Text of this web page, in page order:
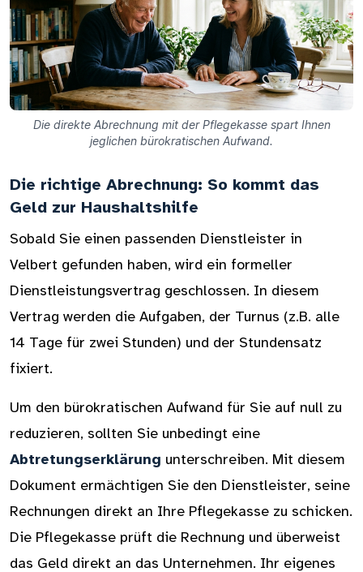
Die direkte Abrechnung mit der Pflegekasse spart Ihnen
jeglichen bürokratischen Aufwand.
Die richtige Abrechnung: So kommt das
Geld zur Haushaltshilfe
Sobald Sie einen passenden Dienstleister in
Velbert gefunden haben, wird ein formeller
Dienstleistungsvertrag geschlossen. In diesem
Vertrag werden die Aufgaben, der Turnus (z.B. alle
14 Tage für zwei Stunden) und der Stundensatz
fixiert.
Um den bürokratischen Aufwand für Sie auf null zu
reduzieren, sollten Sie unbedingt eine
Abtretungserklärung unterschreiben. Mit diesem
Dokument ermächtigen Sie den Dienstleister, seine
Rechnungen direkt an Ihre Pflegekasse zu schicken.
Die Pflegekasse prüft die Rechnung und überweist
das Geld direkt an das Unternehmen. Ihr eigenes